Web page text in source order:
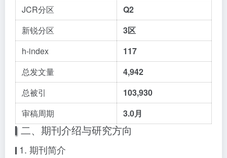
JCR分区
Q2
新锐分区
3区
h-index
117
总发文量
4,942
总被引
103,930
审稿周期
3.0月
二、期刊介绍与研究方向
1. 期刊简介